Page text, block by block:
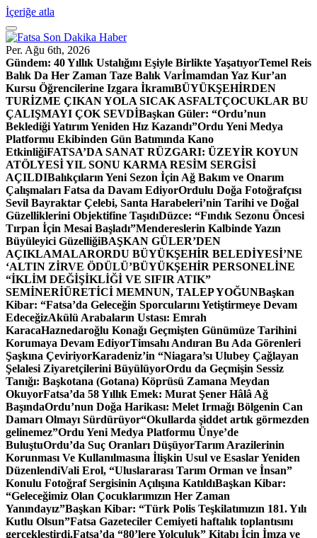
İçeriğe atla
Per. Ağu 6th, 2026
Gündem: 40 Yıllık Ustalığını Eşiyle Birlikte YaşatıyorTemel Reis
Balık Da Her Zaman Taze Balık Varİmamdan Yaz Kur’an
Kursu Öğrencilerine Izgara İkramıBÜYÜKŞEHİRDEN
TURİZME ÇIKAN YOLA SICAK ASFALTÇOCUKLAR BU
ÇALIŞMAYI ÇOK SEVDİBaşkan Güler: “Ordu’nun
Beklediği Yatırım Yeniden Hız Kazandı”Ordu Yeni Medya
Platformu Ekibinden Gün Batımında Kano
EtkinliğiFATSA’DA SANAT RÜZGARI: ÜZEYİR KOYUN
ATÖLYESİ YIL SONU KARMA RESİM SERGİSİ
AÇILDIBalıkçıların Yeni Sezon İçin Ağ Bakım ve Onarım
Çalışmaları Fatsa da Davam EdiyorOrdulu Doğa Fotoğrafçısı
Sevil Bayraktar Çelebi, Santa Harabeleri’nin Tarihi ve Doğal
Güzelliklerini Objektifine TaşıdıDüzce: “Fındık Sezonu Öncesi
Tırpan İçin Mesai Başladı”Mendereslerin Kalbinde Yazın
Büyüleyici GüzelliğiBAŞKAN GÜLER’DEN
AÇIKLAMALARORDU BÜYÜKŞEHİR BELEDİYESİ’NE
‘ALTIN ZİRVE ÖDÜLÜ’BÜYÜKŞEHİR PERSONELİNE
“İKLİM DEĞİŞİKLİĞİ VE SIFIR ATIK”
SEMİNERİÜRETİCİ MEMNUN, TALEP YOĞUNBaşkan
Kibar: “Fatsa’da Geleceğin Sporcularını Yetiştirmeye Devam
EdeceğizAkülü Arabaların Ustası: Emrah
KaracaHaznedaroğlu Konağı Geçmişten Günümüze Tarihini
Korumaya Devam EdiyorTimsahı Andıran Bu Ada Görenleri
Şaşkına ÇeviriyorKaradeniz’in “Niagara’sı Ulubey Çağlayan
Şelalesi Ziyaretçilerini BüyülüyorOrdu da Geçmişin Sessiz
Tanığı: Başkotana (Gotana) Köprüsü Zamana Meydan
OkuyorFatsa’da 58 Yıllık Emek: Murat Şener Hâlâ Ağ
BaşındaOrdu’nun Doğa Harikası: Melet Irmağı Bölgenin Can
Damarı Olmayı Sürdürüyor“Okullarda şiddet artık görmezden
gelinemez”Ordu Yeni Medya Platformu Ünye’de
BuluştuOrdu’da Suç Oranları DüşüyorTarım Arazilerinin
Korunması Ve Kullanılmasına İlişkin Usul ve Esaslar Yeniden
DüzenlendiVali Erol, “Uluslararası Tarım Orman ve İnsan”
Konulu Fotoğraf Sergisinin Açılışına KatıldıBaşkan Kibar:
“Geleceğimiz Olan Çocuklarımızın Her Zaman
Yanındayız”Başkan Kibar: “Türk Polis Teşkilatımızın 181. Yılı
Kutlu Olsun”Fatsa Gazeteciler Cemiyeti haftalık toplantısını
gerçekleştirdi.Fatsa’da “80’lere Yolculuk” Kitabı İçin İmza ve